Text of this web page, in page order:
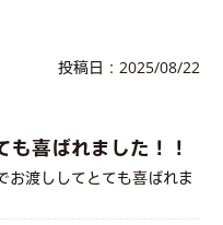
投稿日：2025/08/22
喜ばれました！！
お渡ししてとても喜ばれま